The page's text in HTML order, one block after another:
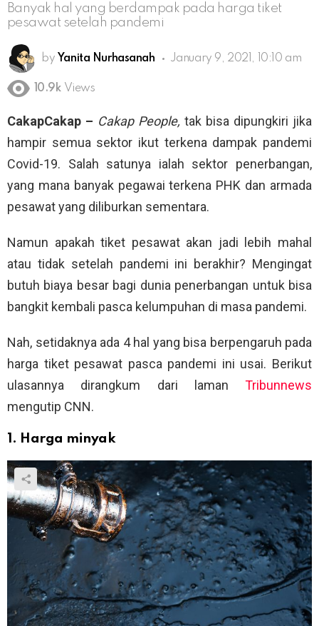
Banyak hal yang berdampak pada harga tiket
pesawat setelah pandemi
by Yanita Nurhasanah January 9, 2021, 10:10 am
10.9k Views
CakapCakap – Cakap People, tak bisa dipungkiri jika
hampir semua sektor ikut terkena dampak pandemi
Covid-19. Salah satunya ialah sektor penerbangan,
yang mana banyak pegawai terkena PHK dan armada
pesawat yang diliburkan sementara.
Namun apakah tiket pesawat akan jadi lebih mahal
atau tidak setelah pandemi ini berakhir? Mengingat
butuh biaya besar bagi dunia penerbangan untuk bisa
bangkit kembali pasca kelumpuhan di masa pandemi.
Nah, setidaknya ada 4 hal yang bisa berpengaruh pada
harga tiket pesawat pasca pandemi ini usai. Berikut
ulasannya dirangkum dari laman Tribunnews
mengutip CNN.
1. Harga minyak